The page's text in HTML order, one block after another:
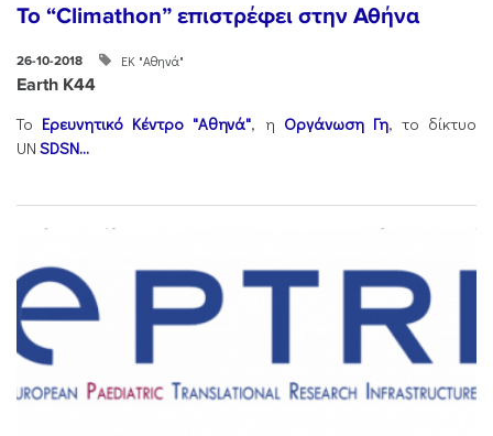
To “Climathon” επιστρέφει στην Αθήνα
26-10-2018 ΕΚ "Αθηνά"
Earth K44
Το Ερευνητικό Κέντρο "Αθηνά", η Οργάνωση Γη, το δίκτυο
UN SDSN...